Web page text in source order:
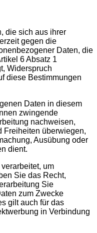
die sich aus ihrer
gegen die
Daten, die
6 Absatz 1
Widerspruch
diese Bestimmungen
Daten in diesem
zwingende
nachweisen,
Freiheiten überwiegen,
Ausübung oder
dient.
um
Sie das Recht,
Sie
zum Zwecke
gilt auch für das
in Verbindung